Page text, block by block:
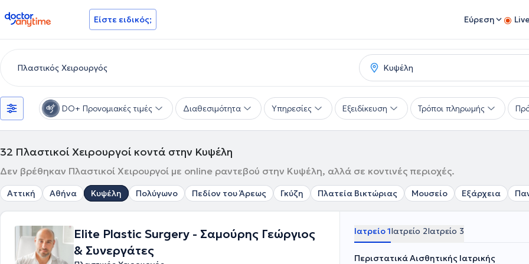
doctoranytime Είστε ειδικός; Εύρεση
DO+ Προνομιακές τιμές Διαθεσιμότητα Υπηρεσίες Εξειδίκευση Τρόποι πληρωμής
32 Πλαστικοί Χειρουργοί κοντά στην Κυψέλη
Δεν βρέθηκαν Πλαστικοί Χειρουργοί με online ραντεβού στην Κυψέλη, αλλά σε κοντινές περιοχές.
Αττική Αθήνα Κυψέλη Πολύγωνο Πεδίον του Άρεως Γκύζη Πλατεία Βικτώριας Μουσείο Εξάρχεια
Elite Plastic Surgery - Σαμούρης Γεώργιος
& Συνεργάτες
Ιατρείο 1Ιατρείο 2Ιατρείο 3
Περιστατικά Αισθητικής Ιατρικής